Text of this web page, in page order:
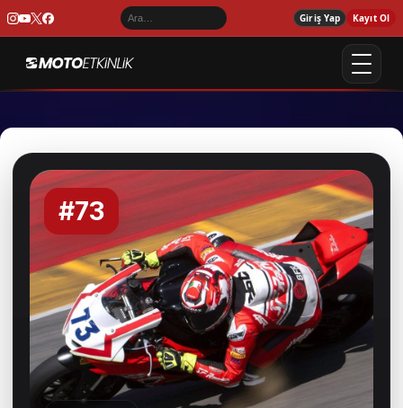
Giriş Yap Kayıt Ol
#73